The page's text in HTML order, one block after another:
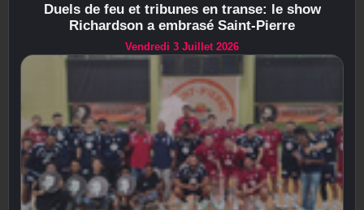
Duels de feu et tribunes en transe: le show
Richardson a embrasé Saint-Pierre
Vendredi 3 Juillet 2026